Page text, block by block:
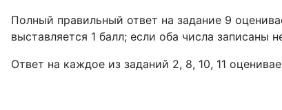
Полный правильный ответ на задание 9
выставляется 1 балл; если оба числа записаны
Ответ на каждое из заданий 2, 8, 10, 11